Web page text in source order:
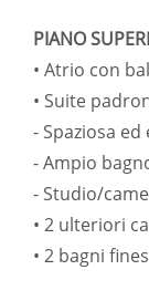
PIANO
• Atrio con
• Suite
- Spaziosa
- Ampio
- Studio/
• 2 ulteriori
• 2 bagni